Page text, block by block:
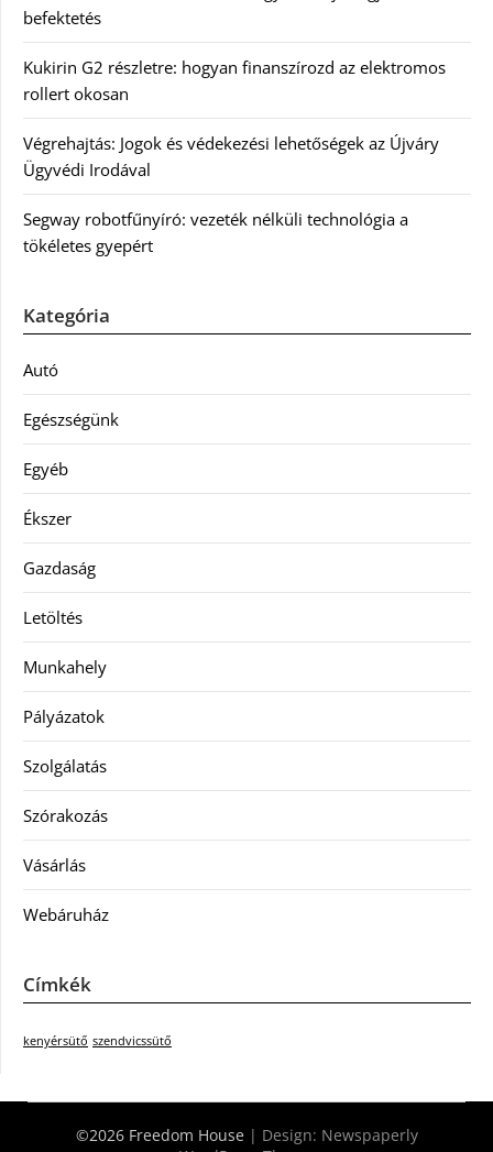
befektetés
Kukirin G2 részletre: hogyan finanszírozd az elektromos
rollert okosan
Végrehajtás: Jogok és védekezési lehetőségek az Újváry
Ügyvédi Irodával
Segway robotfűnyíró: vezeték nélküli technológia a
tökéletes gyepért
Kategória
Autó
Egészségünk
Egyéb
Ékszer
Gazdaság
Letöltés
Munkahely
Pályázatok
Szolgálatás
Szórakozás
Vásárlás
Webáruház
Címkék
kenyérsütő szendvicssütő
©2026 Freedom House | Design: Newspaperly